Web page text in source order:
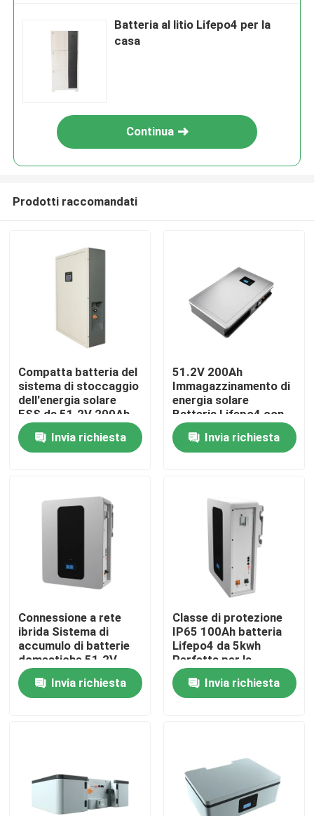
Casa
Prodotti
Mostra VR
Fatory Tour
Controllo di qualità
Contattaci
Batteria dello ione LiFePO4 del litio
Batteria al litio Lifepo4 per la
casa
Continua
Prodotti raccomandati
Compatta batteria del
sistema di stoccaggio
dell'energia solare
ESS da 51.2V 200Ah
per prestazioni
ottimaliInvia richiesta
51.2V 200Ah
Immagazzinamento di
energia solare
Batteria Lifepo4 con
potenza nominale
10.24KWh 95%DOD
Invia richiesta
Connessione a rete
ibrida Sistema di
accumulo di batterie
domestiche 51.2V
100Ah 5kWh Batteria
di accumulo ESS
Invia richiesta
Classe di protezione
IP65 100Ah batteria
Lifepo4 da 5kwh
Perfetta per la
conservazione
dell'energia batteria
ESS
Invia richiesta